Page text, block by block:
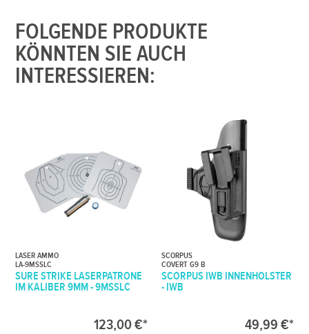
FOLGENDE PRODUKTE
KÖNNTEN SIE AUCH
INTERESSIEREN:
LASER AMMO
LA-9MSSLC
SURE STRIKE LASERPATRONE
IM KALIBER 9MM - 9MSSLC
123,00 €*
SCORPUS
COVERT G9 B
SCORPUS IWB INNENHOLSTER
- IWB
49,99 €*